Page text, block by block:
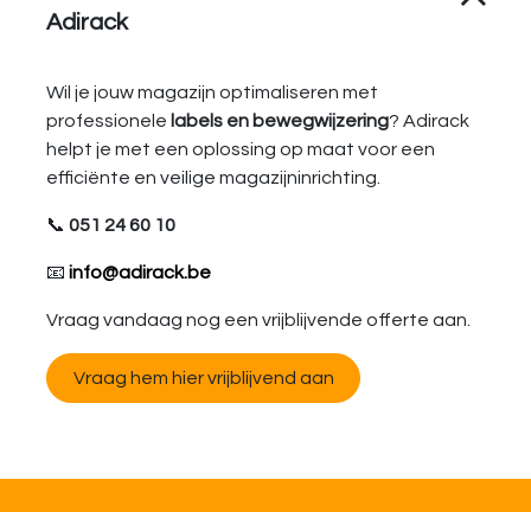
Adirack
Wil je jouw magazijn optimaliseren met
professionele labels en bewegwijzering? Adirack
helpt je met een oplossing op maat voor een
efficiënte en veilige magazijninrichting.
📞 051 24 60 10
📧 info@adirack.be
Vraag vandaag nog een vrijblijvende offerte aan.
Vraag hem hier vrijblijvend aan